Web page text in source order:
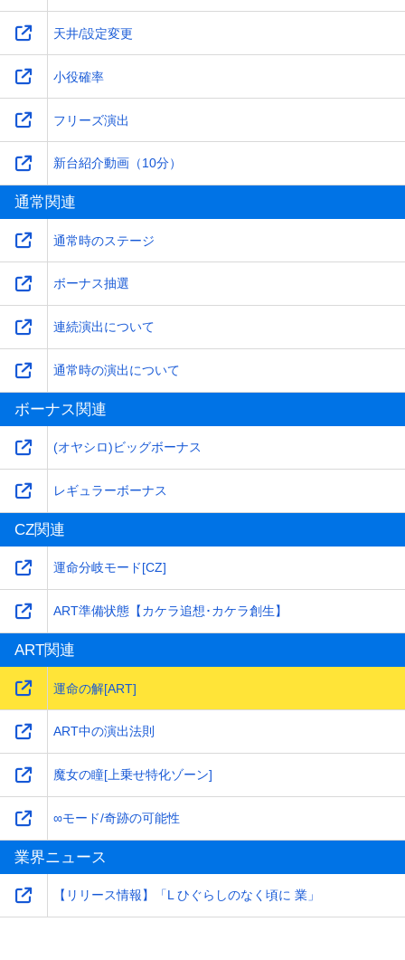
天井/設定変更
小役確率
フリーズ演出
新台紹介動画（10分）
通常関連
通常時のステージ
ボーナス抽選
連続演出について
通常時の演出について
ボーナス関連
(オヤシロ)ビッグボーナス
レギュラーボーナス
CZ関連
運命分岐モード[CZ]
ART準備状態【カケラ追想･カケラ創生】
ART関連
運命の解[ART]
ART中の演出法則
魔女の瞳[上乗せ特化ゾーン]
∞モード/奇跡の可能性
業界ニュース
【リリース情報】「L ひぐらしのなく頃に 業」